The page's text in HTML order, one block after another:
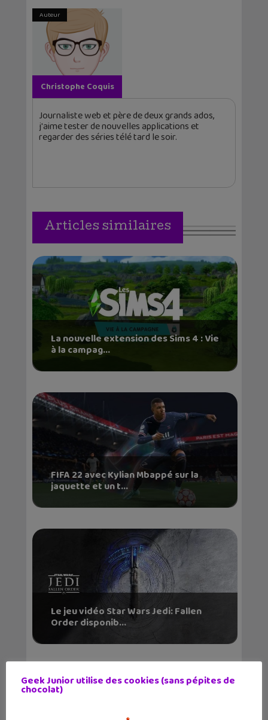
Auteur
Christophe Coquis
Journaliste web et père de deux grands ados,
j'aime tester de nouvelles applications et
regarder des séries télé tard le soir.
Articles similaires
La nouvelle extension des Sims 4 : Vie
à la campag...
FIFA 22 avec Kylian Mbappé sur la
jaquette et un t...
Le jeu vidéo Star Wars Jedi: Fallen
Order disponib...
Geek Junior utilise des cookies (sans pépites de
chocolat)